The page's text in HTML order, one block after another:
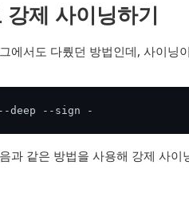
제 사이닝하기
에서도 다뤘던 방법인데, 사이
deep --sign -
과 같은 방법을 사용해 강제 사이